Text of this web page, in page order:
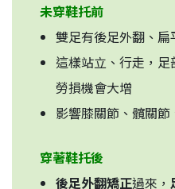
未穿鞋托前
雙足有後足外翻、扁
這樣站立、行走，足
勞損機會大增
影響膝關節、髖關
穿著鞋托後
後足外翻矯正過來，